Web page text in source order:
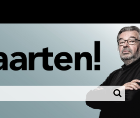
LOGIN